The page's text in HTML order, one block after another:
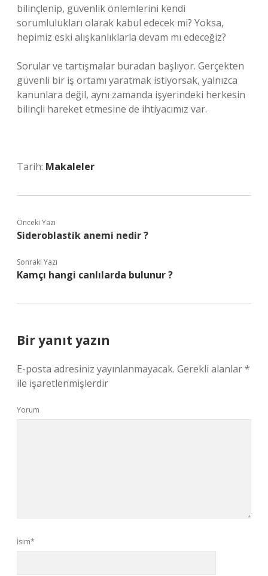
bilinçlenip, güvenlik önlemlerini kendi
sorumlulukları olarak kabul edecek mi? Yoksa,
hepimiz eski alışkanlıklarla devam mı edeceğiz?
Sorular ve tartışmalar buradan başlıyor. Gerçekten
güvenli bir iş ortamı yaratmak istiyorsak, yalnızca
kanunlara değil, aynı zamanda işyerindeki herkesin
bilinçli hareket etmesine de ihtiyacımız var.
Tarih: Makaleler
Önceki Yazı
Sideroblastik anemi nedir ?
Sonraki Yazı
Kamçı hangi canlılarda bulunur ?
Bir yanıt yazın
E-posta adresiniz yayınlanmayacak. Gerekli alanlar*
ile işaretlenmişlerdir
Yorum
İsim*